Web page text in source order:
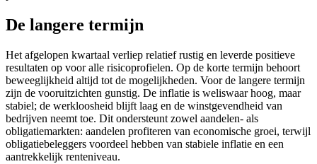
De langere termijn
Het afgelopen kwartaal verliep relatief rustig en leverde positieve
resultaten op voor alle risicoprofielen. Op de korte termijn behoort
beweeglijkheid altijd tot de mogelijkheden. Voor de langere termijn
zijn de vooruitzichten gunstig. De inflatie is weliswaar hoog, maar
stabiel; de werkloosheid blijft laag en de winstgevendheid van
bedrijven neemt toe. Dit ondersteunt zowel aandelen- als
obligatiemarkten: aandelen profiteren van economische groei, terwijl
obligatiebeleggers voordeel hebben van stabiele inflatie en een
aantrekkelijk renteniveau.